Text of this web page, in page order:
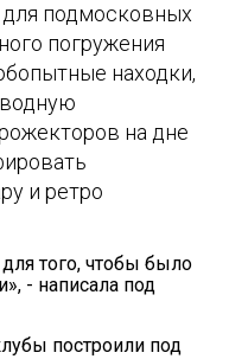
подмосковных
погружения
находки,
на дне
и ретро
того, чтобы было
- написала под
построили под